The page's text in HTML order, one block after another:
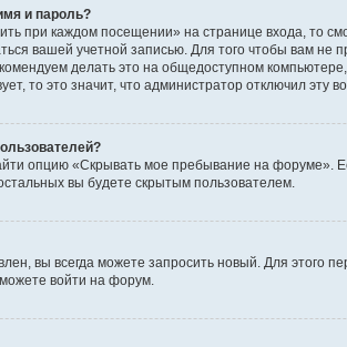
и пароль?
при каждом посещении» на странице входа, то
вашей учетной записью. Для того чтобы вам
делать это на общедоступном
то это значит, что администратор отключил эту
опцию «Скрывать мое пребывание на форуме».
вы будете скрытым пользователем.
вы всегда можете запросить новый. Для этого
войти на форум.